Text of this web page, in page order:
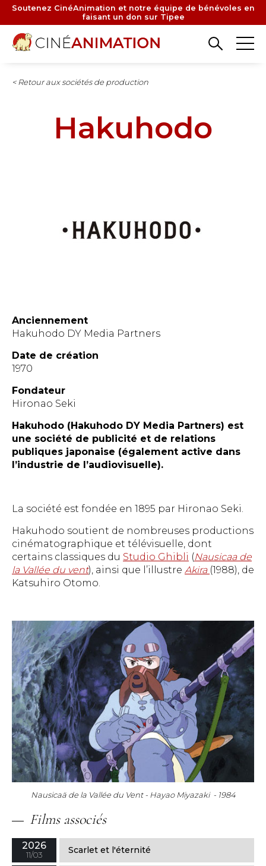
Aller
contenu
principal
Soutenez CinéAnimation et notre équipe de bénévoles en
faisant un don sur Tipee
< Retour aux sociétés de production
Hakuhodo
Anciennement
Hakuhodo DY Media Partners
Date de création
1970
Fondateur
Hironao Seki
Hakuhodo (Hakuhodo DY Media Partners) est
une société de publicité et de relations
publiques japonaise (également active dans
l’industrie de l’audiovisuelle).
La société est fondée en 1895 par Hironao Seki.
Hakuhodo soutient de nombreuses productions
cinématographique et télévisuelle, dont
certains classiques du Studio Ghibli (Nausicaa de
la Vallée du vent), ainsi que l’illustre Akira (1988), de
Katsuhiro Otomo.
Nausicaä de la Vallée du Vent - Hayao Miyazaki - 1984
Films associés
2026
11/03 Scarlet et l'éternité